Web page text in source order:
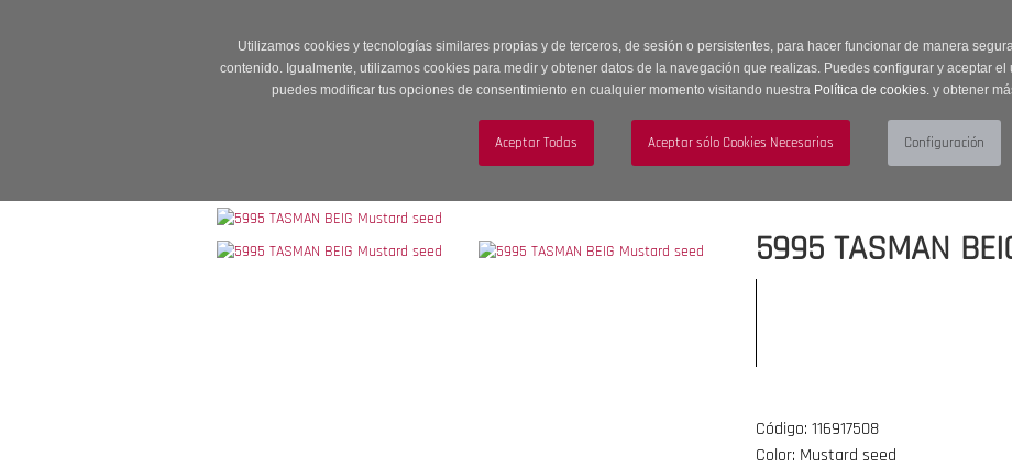
Utilizamos cookies y tecnologías similares propias y de terceros, de sesión o persistentes, para hacer funcionar de manera
contenido. Igualmente, utilizamos cookies para medir y obtener datos de la navegación que realizas. Puedes configurar y aceptar
puedes modificar tus opciones de consentimiento en cualquier momento visitando nuestra Política de cookies. y obtener
MUJER HOMBRE ACCESORIOS
5995 TASMAN
Código: 116917508
Color: Mustard seed